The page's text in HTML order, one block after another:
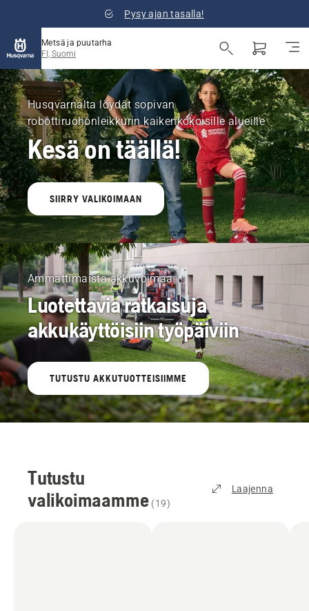
Pysy ajan tasalla!
Metsä ja puutarha
FI, Suomi
Husqvarna
Metsä
ja
puutarha
Suomi
Husqvarnalta löydät sopivan
robottiruohonleikkurin kaikenkokoisille alueille
Kesä on täällä!
SIIRRY VALIKOIMAAN
Ammattimaista akkuvoimaa
Luotettavia ratkaisuja
akkukäyttöisiin työpäiviin
TUTUSTU AKKUTUOTTEISIIMME
Tutustu
valikoimaamme (19)
Laajenna